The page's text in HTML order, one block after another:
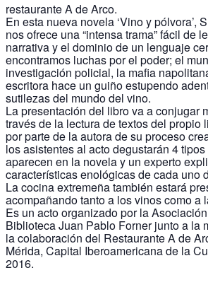
restaurante A de Arco.
En esta nueva novela ‘Vino y pólvora’,
nos ofrece una “intensa trama” fácil de
narrativa y el dominio de un lenguaje
encontramos luchas por el poder; el
investigación policial, la mafia
escritora hace un guiño estupendo
sutilezas del mundo del vino.
La presentación del libro va a conjugar
través de la lectura de textos del propio
por parte de la autora de su proceso
los asistentes al acto degustarán 4
aparecen en la novela y un experto
características enológicas de cada uno
La cocina extremeña también estará
acompañando tanto a los vinos como a
Es un acto organizado por la
Biblioteca Juan Pablo Forner junto a la
la colaboración del Restaurante A de
Mérida, Capital Iberoamericana de la
2016.